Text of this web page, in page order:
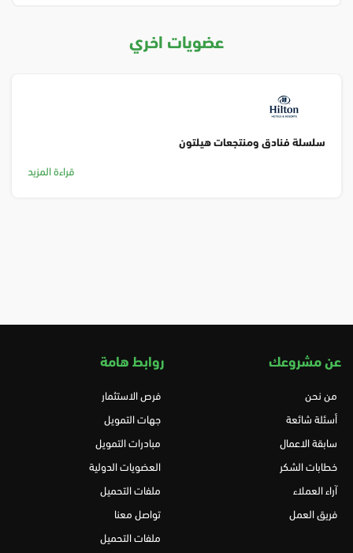
عضويات اخري
سلسلة فنادق ومنتجعات هيلتون
قراءة المزيد
عن مشروعك
من نحن
أسئلة شائعة
سابقة الاعمال
خطابات الشكر
آراء العملاء
فريق العمل
روابط هامة
فرص الاستثمار
جهات التمويل
مبادرات التمويل
العضويات الدولية
ملفات التحميل
تواصل معنا
ملفات التحميل